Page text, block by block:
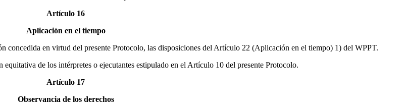
Artículo 16
Aplicación en el tiempo
concedida en virtud del presente Protocolo, las disposiciones del Artículo 22 (Aplicación en el tiempo) 1) del WPPT.
de los intérpretes o ejecutantes estipulado en el Artículo 10 del presente Protocolo.
Artículo 17
Observancia de los derechos